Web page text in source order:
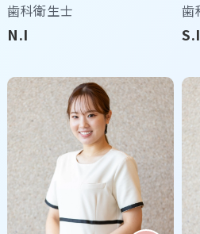
歯科衛生士
N.I
歯
S.I